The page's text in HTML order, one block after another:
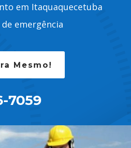
em Itaquaquecetuba
emergência
Mesmo!
7059